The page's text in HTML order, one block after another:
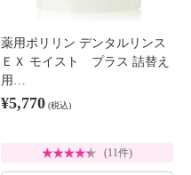
薬用ポリリン デンタルリンス
ＥＸ モイスト プラス 詰替え
用…
¥5,770 (税込)
(11件)